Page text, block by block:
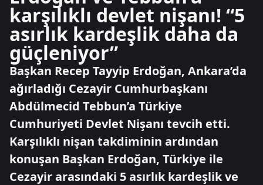
karşılıklı devlet nişanı! “5
asırlık kardeşlik daha da
güçleniyor”
Başkan Recep Tayyip Erdoğan, Ankara’da
ağırladığı Cezayir Cumhurbaşkanı
Abdülmecid Tebbun’a Türkiye
Cumhuriyeti Devlet Nişanı tevcih etti.
Karşılıklı nişan takdiminin ardından
konuşan Başkan Erdoğan, Türkiye ile
Cezayir arasındaki 5 asırlık kardeşlik ve